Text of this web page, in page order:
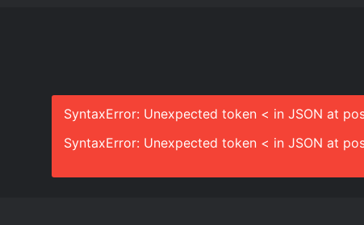
SyntaxError: Unexpected token < in JSON at
SyntaxError: Unexpected token < in JSON at